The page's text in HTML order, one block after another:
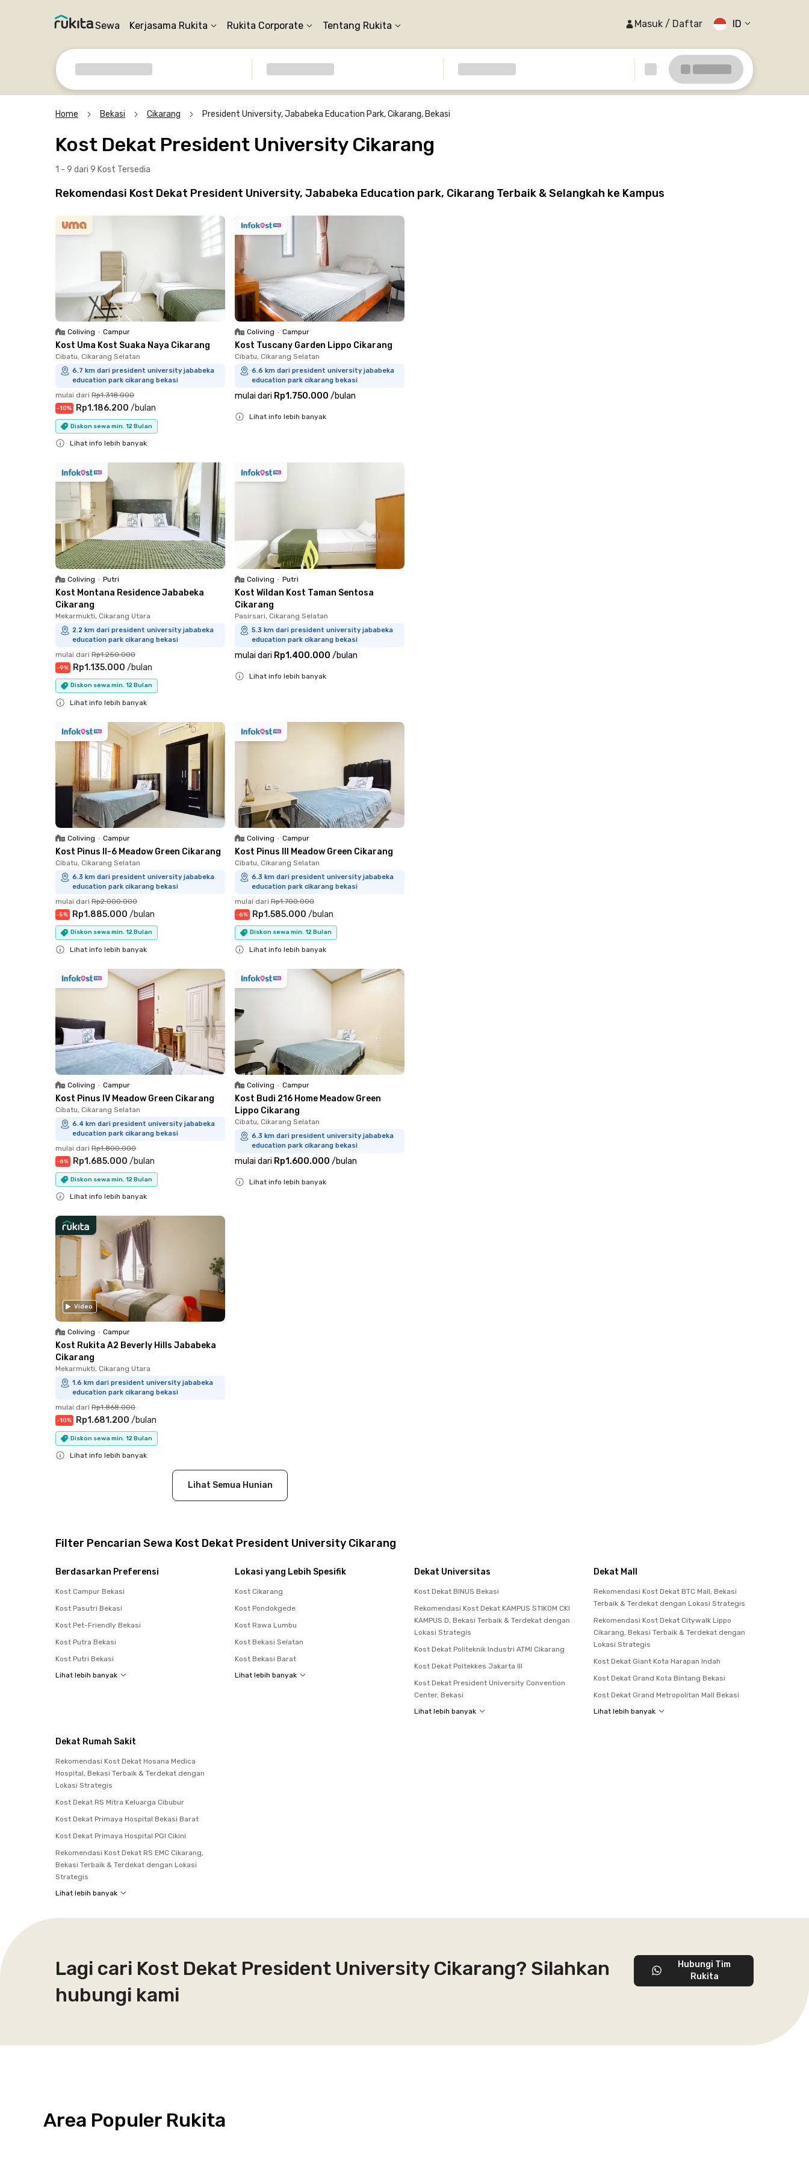
Sewa Kerjasama Rukita Rukita Corporate Tentang Rukita Masuk / Daftar ID
Home Bekasi Cikarang President University, Jababeka Education Park, Cikarang, Bekasi
Kost Dekat President University Cikarang
1 - 9 dari 9 Kost Tersedia
Rekomendasi Kost Dekat President University, Jababeka Education park, Cikarang Terbaik & Selangkah ke Kampus
Coliving • Campur
Kost Uma Kost Suaka Naya Cikarang
Cibatu, Cikarang Selatan
6.7 km dari president university jababeka
education park cikarang bekasi
mulai dari Rp1.318.000
-10% Rp1.186.200 /bulan
Diskon sewa min. 12 Bulan
Lihat info lebih banyak
Coliving • Campur
Kost Tuscany Garden Lippo Cikarang
Cibatu, Cikarang Selatan
6.6 km dari president university jababeka
education park cikarang bekasi
mulai dari Rp1.750.000 /bulan
Lihat info lebih banyak
Coliving • Putri
Kost Montana Residence Jababeka
Cikarang
Mekarmukti, Cikarang Utara
2.2 km dari president university jababeka
education park cikarang bekasi
mulai dari Rp1.250.000
-9% Rp1.135.000 /bulan
Diskon sewa min. 12 Bulan
Lihat info lebih banyak
Coliving • Putri
Kost Wildan Kost Taman Sentosa
Cikarang
Pasirsari, Cikarang Selatan
5.3 km dari president university jababeka
education park cikarang bekasi
mulai dari Rp1.400.000 /bulan
Lihat info lebih banyak
Coliving • Campur
Kost Pinus II-6 Meadow Green Cikarang
Cibatu, Cikarang Selatan
6.3 km dari president university jababeka
education park cikarang bekasi
mulai dari Rp2.000.000
-5% Rp1.885.000 /bulan
Diskon sewa min. 12 Bulan
Lihat info lebih banyak
Coliving • Campur
Kost Pinus III Meadow Green Cikarang
Cibatu, Cikarang Selatan
6.3 km dari president university jababeka
education park cikarang bekasi
mulai dari Rp1.700.000
-6% Rp1.585.000 /bulan
Diskon sewa min. 12 Bulan
Lihat info lebih banyak
Coliving • Campur
Kost Pinus IV Meadow Green Cikarang
Cibatu, Cikarang Selatan
6.4 km dari president university jababeka
education park cikarang bekasi
mulai dari Rp1.800.000
-6% Rp1.685.000 /bulan
Diskon sewa min. 12 Bulan
Lihat info lebih banyak
Coliving • Campur
Kost Budi 216 Home Meadow Green
Lippo Cikarang
Cibatu, Cikarang Selatan
6.3 km dari president university jababeka
education park cikarang bekasi
mulai dari Rp1.600.000 /bulan
Lihat info lebih banyak
Video
Coliving • Campur
Kost Rukita A2 Beverly Hills Jababeka
Cikarang
Mekarmukti, Cikarang Utara
1.6 km dari president university jababeka
education park cikarang bekasi
mulai dari Rp1.868.000
-10% Rp1.681.200 /bulan
Diskon sewa min. 12 Bulan
Lihat info lebih banyak
Lihat Semua Hunian
Filter Pencarian Sewa Kost Dekat President University Cikarang
Berdasarkan Preferensi
Kost Campur Bekasi
Kost Pasutri Bekasi
Kost Pet-Friendly Bekasi
Kost Putra Bekasi
Kost Putri Bekasi
Lihat lebih banyak
Lokasi yang Lebih Spesifik
Kost Cikarang
Kost Pondokgede
Kost Rawa Lumbu
Kost Bekasi Selatan
Kost Bekasi Barat
Lihat lebih banyak
Dekat Universitas
Kost Dekat BINUS Bekasi
Rekomendasi Kost Dekat KAMPUS STIKOM CKI
KAMPUS D, Bekasi Terbaik & Terdekat dengan
Lokasi Strategis
Kost Dekat Politeknik Industri ATMI Cikarang
Kost Dekat Poltekkes Jakarta III
Kost Dekat President University Convention
Center, Bekasi
Lihat lebih banyak
Dekat Mall
Rekomendasi Kost Dekat BTC Mall, Bekasi
Terbaik & Terdekat dengan Lokasi Strategis
Rekomendasi Kost Dekat Citywalk Lippo
Cikarang, Bekasi Terbaik & Terdekat dengan
Lokasi Strategis
Kost Dekat Giant Kota Harapan Indah
Kost Dekat Grand Kota Bintang Bekasi
Kost Dekat Grand Metropolitan Mall Bekasi
Lihat lebih banyak
Dekat Rumah Sakit
Rekomendasi Kost Dekat Hosana Medica
Hospital, Bekasi Terbaik & Terdekat dengan
Lokasi Strategis
Kost Dekat RS Mitra Keluarga Cibubur
Kost Dekat Primaya Hospital Bekasi Barat
Kost Dekat Primaya Hospital PGI Cikini
Rekomendasi Kost Dekat RS EMC Cikarang,
Bekasi Terbaik & Terdekat dengan Lokasi
Strategis
Lihat lebih banyak
Lagi cari Kost Dekat President University Cikarang? Silahkan
hubungi kami
Hubungi Tim
Rukita
Area Populer Rukita